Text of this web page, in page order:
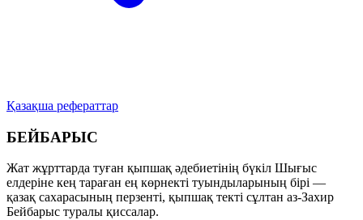
Қазақша рефераттар
БЕЙБАРЫС
Жат жұрттарда туған қыпшақ әдебиетінің бүкіл Шығыс
елдеріне кең тараған ең көрнекті туындыларының бірі —
қазақ сахарасының перзенті, қыпшақ текті сұлтан аз-Захир
Бейбарыс туралы қиссалар.